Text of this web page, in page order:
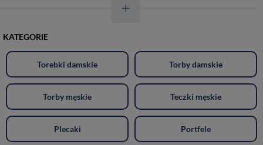
KATEGORIE
Torebki damskie Torby damskie
Torby męskie Teczki męskie
Plecaki Portfele